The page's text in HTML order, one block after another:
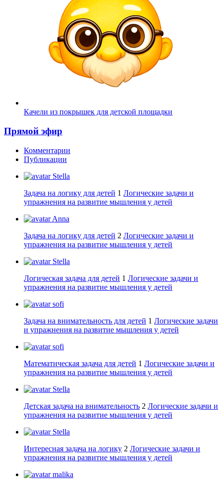
Качели из покрышек для детской площадки
Прямой эфир
Комментарии
Публикации
Stella
Задача на логику для детей 1 Логические задачи и
упражнения на развитие мышления у детей
Anna
Задача на логику для детей 2 Логические задачи и
упражнения на развитие мышления у детей
Stella
Логическая задача для детей 1 Логические задачи и
упражнения на развитие мышления у детей
sofi
Задача на внимательность для детей 1 Логические задачи
и упражнения на развитие мышления у детей
sofi
Математическая задача для детей 1 Логические задачи и
упражнения на развитие мышления у детей
Stella
Детская задача на внимательность 2 Логические задачи и
упражнения на развитие мышления у детей
Stella
Интересная задача на логику 2 Логические задачи и
упражнения на развитие мышления у детей
malika